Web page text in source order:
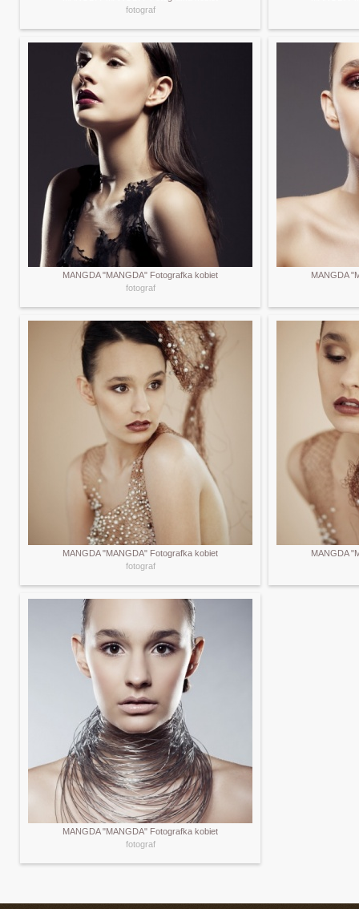
fotograf
MANGDA "MANGDA" Fotografka kobiet
fotograf
MANGDA
MANGDA "MANGDA" Fotografka kobiet
fotograf
MANGDA
MANGDA "MANGDA" Fotografka kobiet
fotograf